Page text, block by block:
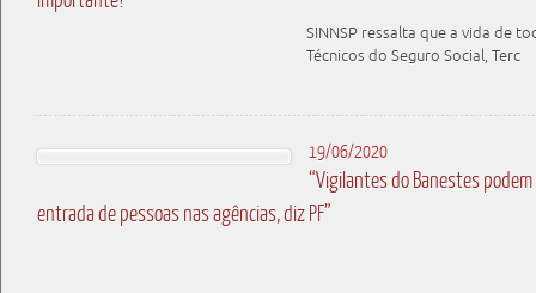
SINNSP ressalta que a vida de
Técnicos do Seguro Social, Terc
19/06/2020
“Vigilantes do Banestes
entrada de pessoas nas agências, diz PF”